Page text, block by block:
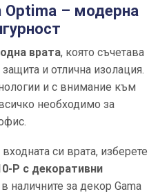
Optima – модерна
врата, която съчетава
и отлична изолация.
и с внимание към
необходимо за
си врата, изберете
P с декоративни
наличните за декор Gama